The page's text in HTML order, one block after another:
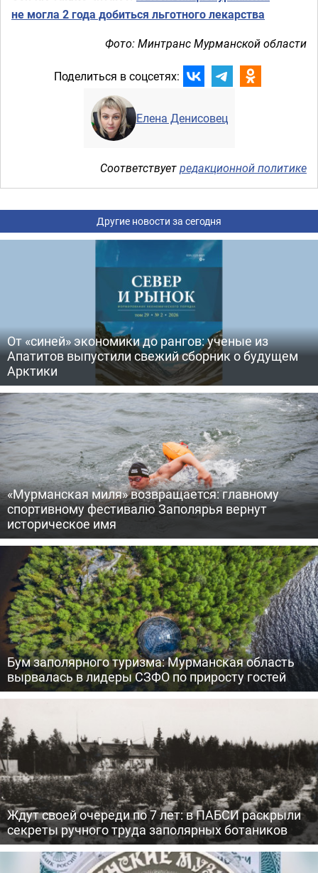
не могла 2 года добиться льготного лекарства
Фото: Минтранс Мурманской области
Поделиться в соцсетях:
Елена Денисовец
Соответствуетредакционной политике
Другие новости за сегодня
От «синей» экономики до рангов: ученые из
Апатитов выпустили свежий сборник о будущем
Арктики
«Мурманская миля» возвращается: главному
спортивному фестивалю Заполярья вернут
историческое имя
Бум заполярного туризма: Мурманская область
вырвалась в лидеры СЗФО по приросту гостей
Ждут своей очереди по 7 лет: в ПАБСИ раскрыли
секреты ручного труда заполярных ботаников